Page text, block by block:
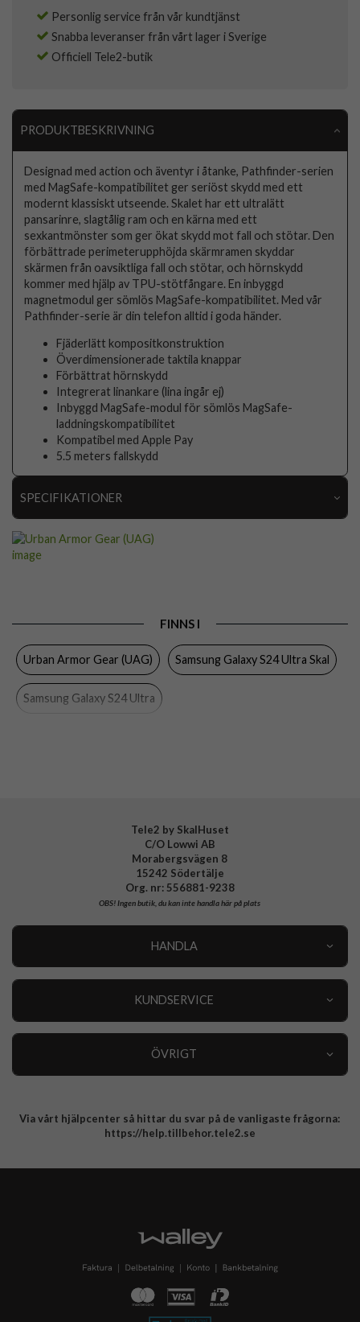
Personlig service från vår kundtjänst
Snabba leveranser från vårt lager i Sverige
Officiell Tele2-butik
PRODUKTBESKRIVNING
Designad med action och äventyr i åtanke, Pathfinder-serien
med MagSafe-kompatibilitet ger seriöst skydd med ett
modernt klassiskt utseende. Skalet har ett ultralätt
pansarinre, slagtålig ram och en kärna med ett
sexkantmönster som ger ökat skydd mot fall och stötar. Den
förbättrade perimeterupphöjda skärmramen skyddar
skärmen från oavsiktliga fall och stötar, och hörnskydd
kommer med hjälp av TPU-stötfångare. En inbyggd
magnetmodul ger sömlös MagSafe-kompatibilitet. Med vår
Pathfinder-serie är din telefon alltid i goda händer.
Fjäderlätt kompositkonstruktion
Överdimensionerade taktila knappar
Förbättrat hörnskydd
Integrerat linankare (lina ingår ej)
Inbyggd MagSafe-modul för sömlös MagSafe-
laddningskompatibilitet
Kompatibel med Apple Pay
5.5 meters fallskydd
SPECIFIKATIONER
Artikelnummer
Passar till
MagSafe-kompatibel, Stöttålig
Färg Svart
Material Hårdplast (PC), Mjukplast (TPU)
Varumärke
FINNS I
Urban Armor Gear (UAG) Samsung Galaxy S24 Ultra Skal
Samsung Galaxy S24 Ultra
Tele2 by SkalHuset
C/O Lowwi AB
Morabergsvägen 8
15242 Södertälje
Org. nr: 556881-9238
OBS!Ingen butik, du kan inte handla här på plats
HANDLA
KUNDSERVICE
ÖVRIGT
Integritetspolicy
Via vårt hjälpcenter så hittar du svar på de vanligaste frågorna:
https://help.tillbehor.tele2.se